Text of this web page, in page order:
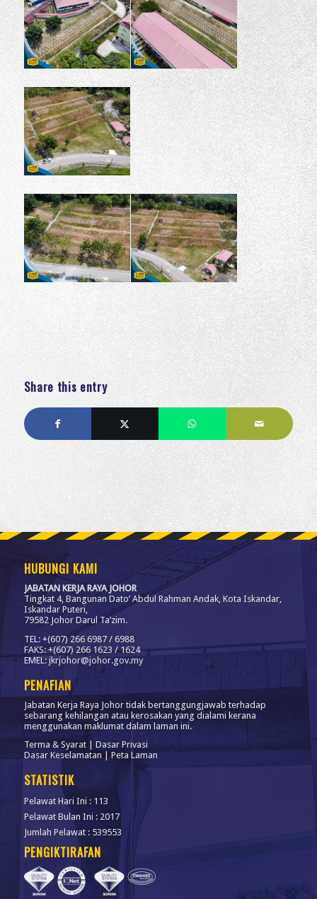
Share this entry
HUBUNGI KAMI
JABATAN KERJA RAYA JOHOR
Tingkat 4, Bangunan Dato’ Abdul Rahman Andak, Kota Iskandar,
Iskandar Puteri,
79582 Johor Darul Ta’zim.
TEL: +(607) 266 6987 / 6988
FAKS: +(607) 266 1623 / 1624
EMEL: jkrjohor@johor.gov.my
PENAFIAN
Jabatan Kerja Raya Johor tidak bertanggungjawab terhadap
sebarang kehilangan atau kerosakan yang dialami kerana
menggunakan maklumat dalam laman ini.
Terma & Syarat| Dasar Privasi
Dasar Keselamatan
Peta Laman
STATISTIK
Pelawat Hari Ini : 113
Pelawat Bulan Ini : 2017
Jumlah Pelawat : 539553
PENGIKTIRAFAN